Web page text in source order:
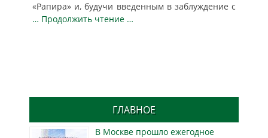
«Рапира» и, будучи введенным в заблуждение с
… Продолжить чтение …
ГЛАВНОЕ
В Москве прошло ежегодное